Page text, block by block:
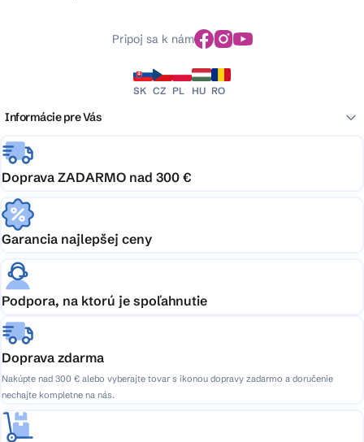
Pripoj sa k nám
SK CZ PL HU RO
Informácie pre Vás
Doprava ZADARMO nad 300 €
Garancia najlepšej ceny
Podpora, na ktorú je spoľahnutie
Doprava zdarma
Nakúpte nad 300 € alebo vyberajte tovar s ikonou dopravy zadarmo a doručenie
nechajte kompletne na nás.